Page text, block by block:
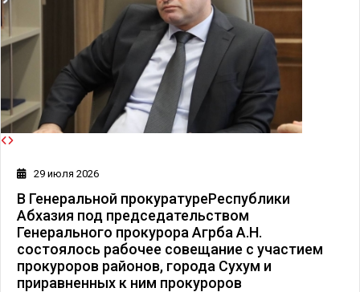
В Генеральной прокуратуреРеспублики
Абхазия под председательством
Генерального прокурора Агрба А.Н.
состоялось рабочее совещание с участием
прокуроров районов, города Сухум и
приравненных к ним прокуроров
29 июля 2026